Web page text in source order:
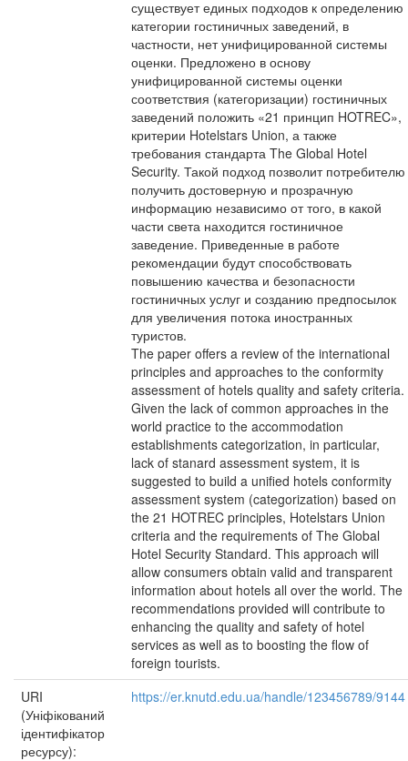
существует единых подходов к определению
категории гостиничных заведений, в
частности, нет унифицированной системы
оценки. Предложено в основу
унифицированной системы оценки
соответствия (категоризации) гостиничных
заведений положить «21 принцип HOTREC»,
критерии Hotelstars Union, а также
требования стандарта The Global Hotel
Security. Такой подход позволит потребителю
получить достоверную и прозрачную
информацию независимо от того, в какой
части света находится гостиничное
заведение. Приведенные в работе
рекомендации будут способствовать
повышению качества и безопасности
гостиничных услуг и созданию предпосылок
для увеличения потока иностранных
туристов.
The paper offers a review of the international
principles and approaches to the conformity
assessment of hotels quality and safety criteria.
Given the lack of common approaches in the
world practice to the accommodation
establishments categorization, in particular,
lack of stanard assessment system, it is
suggested to build a unified hotels conformity
assessment system (categorization) based on
the 21 HOTREC principles, Hotelstars Union
criteria and the requirements of The Global
Hotel Security Standard. This approach will
allow consumers obtain valid and transparent
information about hotels all over the world. The
recommendations provided will contribute to
enhancing the quality and safety of hotel
services as well as to boosting the flow of
foreign tourists.
URI
(Уніфікований
ідентифікатор
ресурсу):
https://er.knutd.edu.ua/handle/123456789/9144